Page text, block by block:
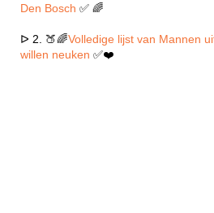
Den Bosch ✅ 🌈
ᐅ 2. 🍑🌈Volledige lijst van Mannen
willen neuken ✅❤️